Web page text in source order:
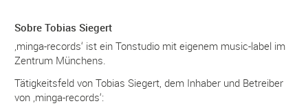
Sobre Tobias Siegert
‚minga-records‘ ist ein Tonstudio mit eigenem music-label im
Zentrum Münchens.
Tätigkeitsfeld von Tobias Siegert, dem Inhaber und Betreiber
von ‚minga-records‘: